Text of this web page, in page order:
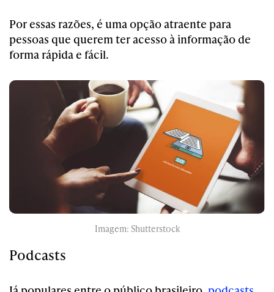
Por essas razões, é uma opção atraente para
pessoas que querem ter acesso à informação de
forma rápida e fácil.
Imagem: Shutterstock
Podcasts